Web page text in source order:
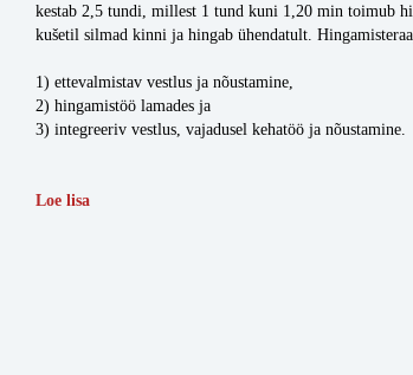
kestab 2,5 tundi, millest 1 tund kuni 1,20 min toimub
kušetil silmad kinni ja hingab ühendatult.
1) ettevalmistav vestlus ja nõustamine,
2) hingamistöö lamades ja
3) integreeriv vestlus, vajadusel kehatöö ja nõustamine.
Loe lisa